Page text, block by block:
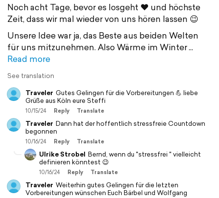
Noch acht Tage, bevor es losgeht ❤️ und höchste
Zeit, dass wir mal wieder von uns hören lassen 😉
Unsere Idee war ja, das Beste aus beiden Welten
für uns mitzunehmen. Also Wärme im Winter
Read more
See translation
Traveler Gutes Gelingen für die Vorbereitungen 💪 liebe
Grüße aus Köln eure Steffi
10/15/24 Reply Translate
Traveler Dann hat der hoffentlich stressfreie Countdown
begonnen
10/16/24 Reply Translate
Ulrike Strobel Bernd, wenn du "stressfrei " vielleicht
definieren könntest 😉
10/16/24 Reply Translate
Traveler Weiterhin gutes Gelingen für die letzten
Vorbereitungen wünschen Euch Bärbel und Wolfgang